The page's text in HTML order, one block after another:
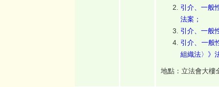
引介、一般
法案；
引介、一般
引介、一般
組織法〉》
地點：立法會大樓